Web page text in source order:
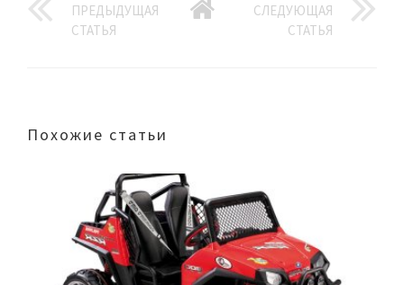
ПРЕДЫДУЩАЯ
СТАТЬЯ
СЛЕДУЮЩАЯ
СТАТЬЯ
Похожие статьи